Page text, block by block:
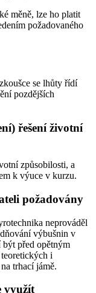
měně, lze ho platit
požadovaného
se lhůty řídí
pozdějších
řešení životní
způsobilosti, a
k výuce v kurzu.
požadovány
neprováděl
výbušnin v
před opětným
i
trhací jámě.
využít